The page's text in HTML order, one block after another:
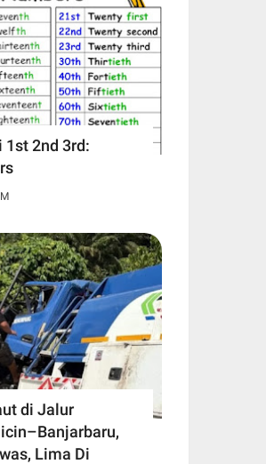
2nd 3rd:
di Jalur
Lima Di